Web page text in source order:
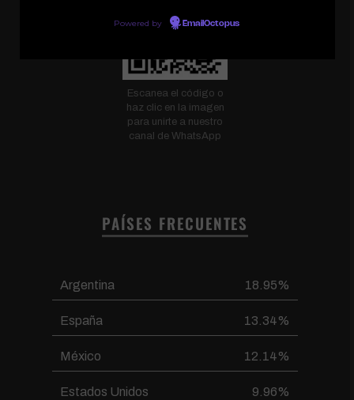
Escanea el código o
haz clic en la imagen
para unirte a nuestro
canal de WhatsApp
PAÍSES FRECUENTES
Argentina 18.95%
España 13.34%
México 12.14%
Estados Unidos 9.96%
Powered by EmailOctopus